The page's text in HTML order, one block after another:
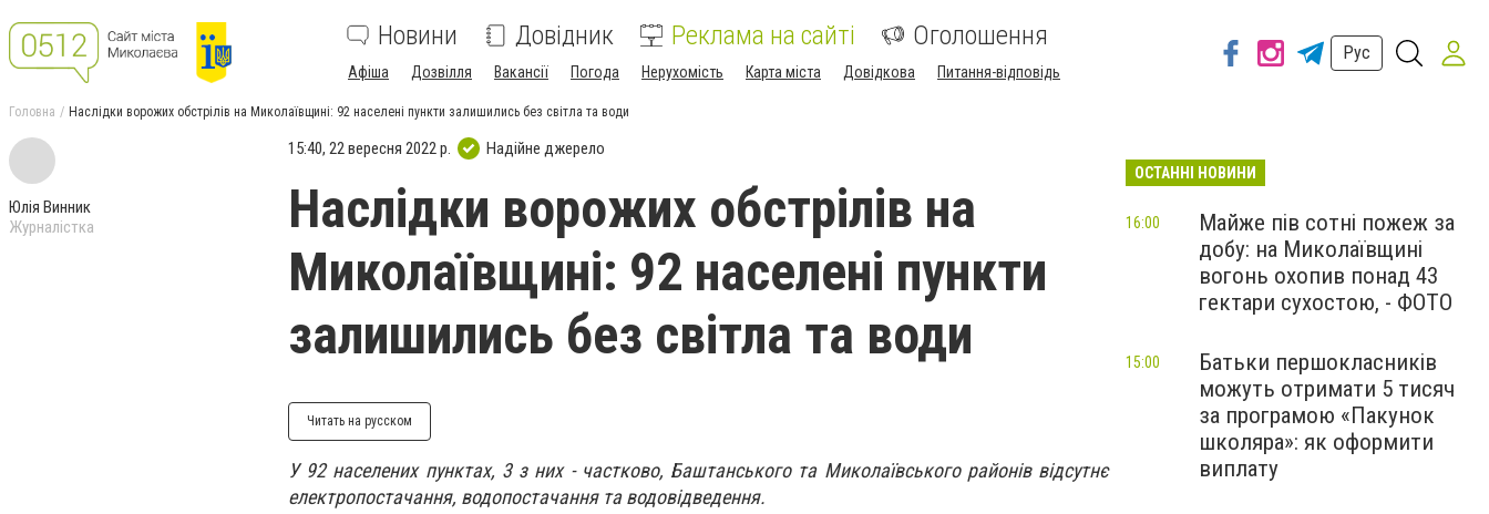
Новини Довідник Реклама на сайті Оголошення
Афіша Дозвілля Вакансії Погода Нерухомість Карта міста Довідкова Питання-відповідь
Рус
Головна Наслідки ворожих обстрілів на Миколаївщині: 92 населені пункти залишились без світла та води
Юлія Винник
Журналістка
15:40, 22 вересня 2022 р. Надійне джерело
Наслідки ворожих обстрілів на
Миколаївщині: 92 населені пункти
залишились без світла та води
Читать на русском
У 92 населених пунктах, 3 з них - частково, Баштанського та Миколаївського районів відсутнє
електропостачання, водопостачання та водовідведення.
ОСТАННІ НОВИНИ
Майже пів сотні пожеж за
добу: на Миколаївщині
вогонь охопив понад 43
гектари сухостою, - ФОТО
16:00
Батьки першокласників
можуть отримати 5 тисяч
за програмою «Пакунок
школяра»: як оформити
виплату
15:00